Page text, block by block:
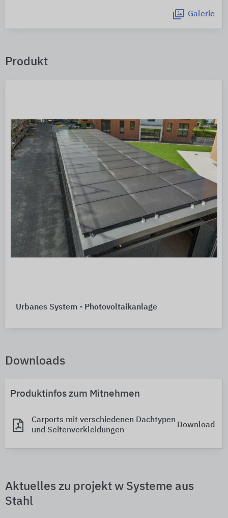
Galerie
Produkt
Urbanes System - Photovoltaikanlage
Downloads
Produktinfos zum Mitnehmen
Carports mit verschiedenen Dachtypen
und Seitenverkleidungen
Download
Aktuelles zu projekt w Systeme aus
Stahl